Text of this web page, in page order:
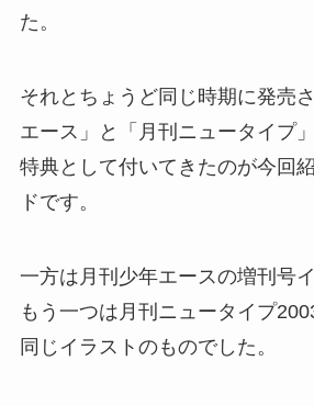
た。
それとちょうど同じ時期に発売
エース」と「月刊ニュータイプ
特典として付いてきたのが今回
ドです。
一方は月刊少年エースの増刊号
もう一つは月刊ニュータイプ
同じイラストのものでした。